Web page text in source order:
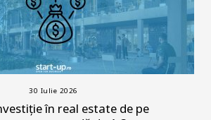
30 Iulie 2026
în real estate de pe